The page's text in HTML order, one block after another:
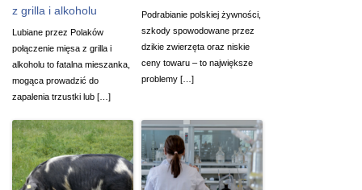
z grilla i alkoholu
Lubiane przez Polaków
połączenie mięsa z grilla i
alkoholu to fatalna mieszanka,
mogąca prowadzić do
zapalenia trzustki lub […]
Podrabianie polskiej żywności,
szkody spowodowane przez
dzikie zwierzęta oraz niskie
ceny towaru – to największe
problemy […]